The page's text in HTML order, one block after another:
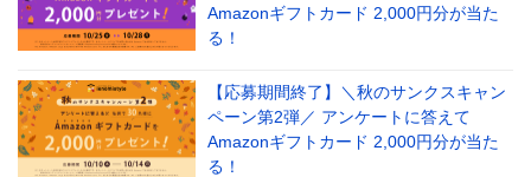
Amazonギフトカード 2,000円分が当た
る！
【応募期間終了】＼秋のサンクスキャン
ペーン第2弾／ アンケートに答えて
Amazonギフトカード 2,000円分が当た
る！